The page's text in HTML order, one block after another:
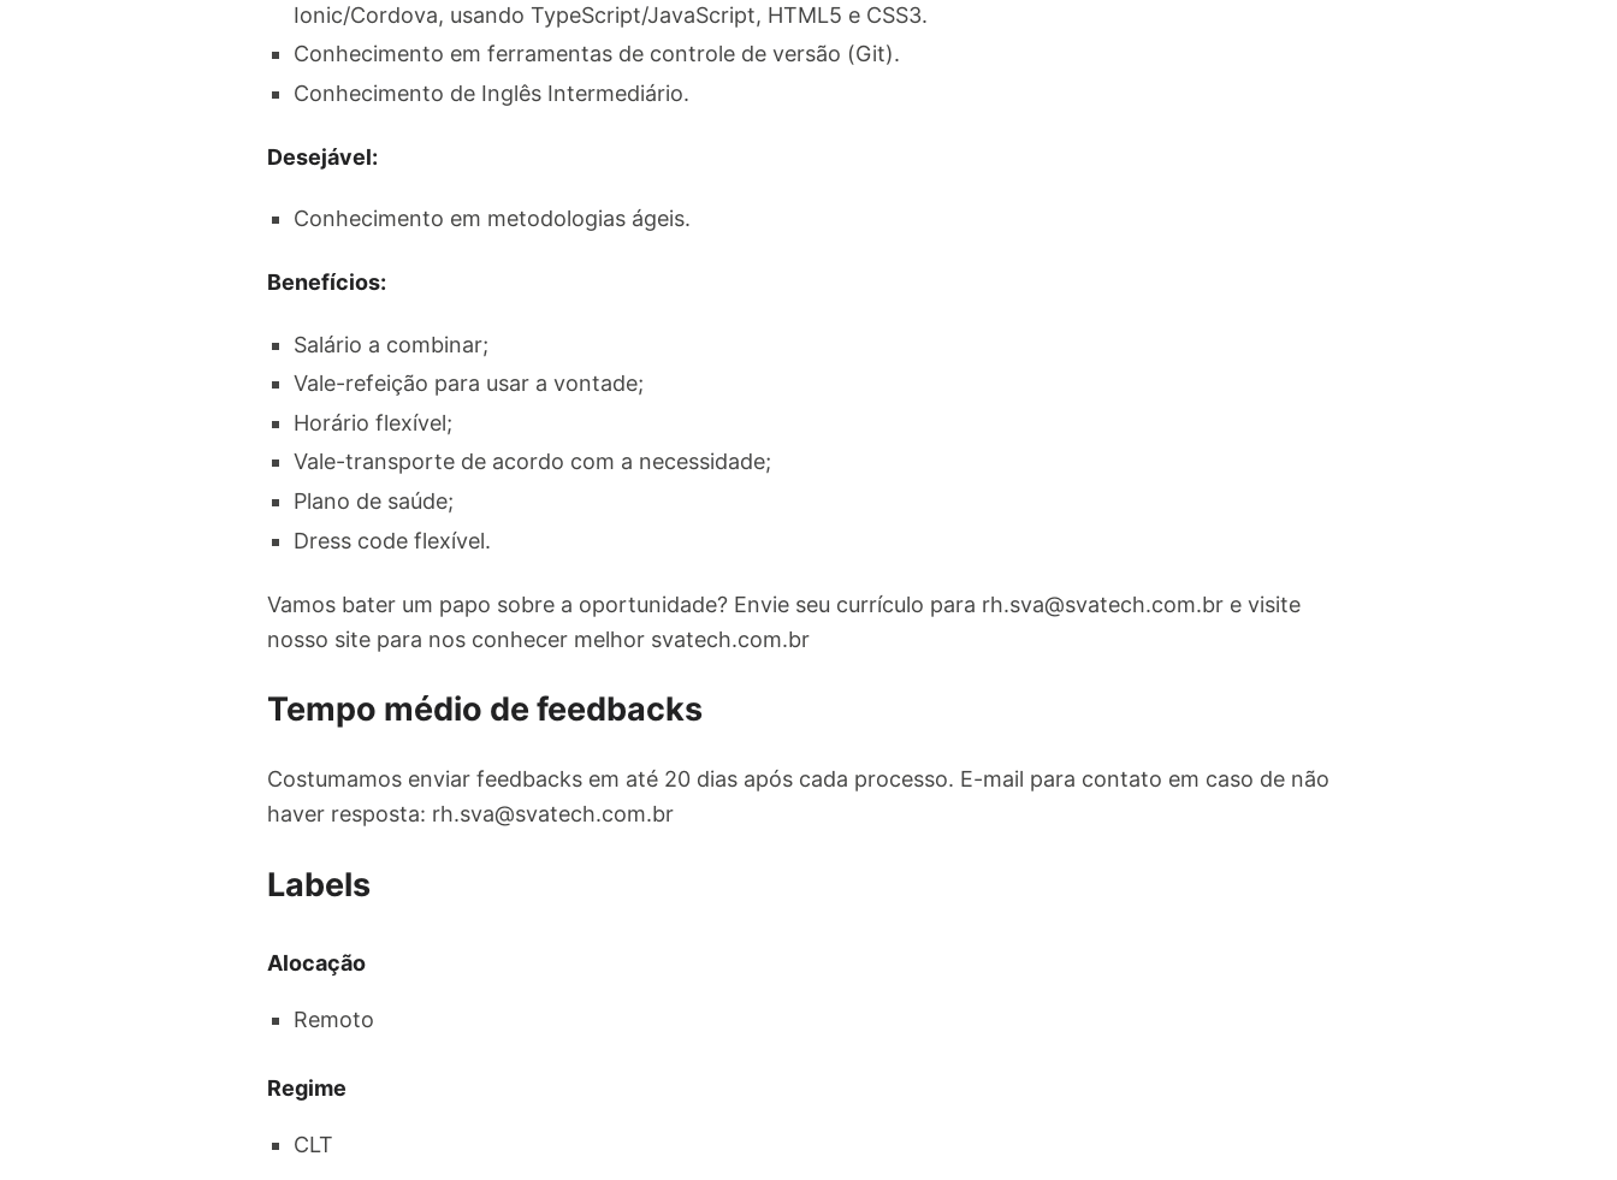
Ionic/Cordova, usando TypeScript/JavaScript, HTML5 e CSS3.
Conhecimento em ferramentas de controle de versão (Git).
Conhecimento de Inglês Intermediário.
Desejável:
Conhecimento em metodologias ágeis.
Benefícios:
Salário a combinar;
Vale-refeição para usar a vontade;
Horário flexível;
Vale-transporte de acordo com a necessidade;
Plano de saúde;
Dress code flexível.
Vamos bater um papo sobre a oportunidade? Envie seu currículo para rh.sva@svatech.com.br e visite
nosso site para nos conhecer melhor svatech.com.br
Tempo médio de feedbacks
Costumamos enviar feedbacks em até 20 dias após cada processo. E-mail para contato em caso de não
haver resposta: rh.sva@svatech.com.br
Labels
Alocação
Remoto
Regime
CLT